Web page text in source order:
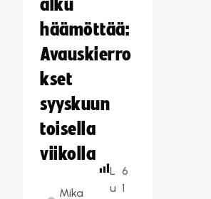
alku
häämöttää:
Avauskierro
kset
syyskuun
toisella
viikolla
Mika
L
u
6
1